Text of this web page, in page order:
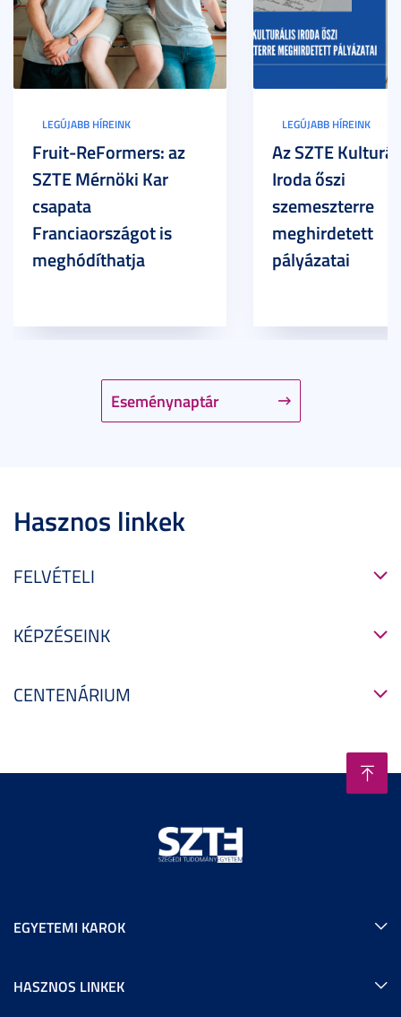
Eseménynaptár
LEGÚJABB HÍREINK
Fruit-ReFormers: az
SZTE Mérnöki Kar
csapata
Franciaországot is
meghódíthatja
LEGÚJABB HÍREINK
Az SZTE
Iroda őszi
szemeszterre
meghirdetett
pályázatai
Hasznos linkek
FELVÉTELI
KÉPZÉSEINK
CENTENÁRIUM
EGYETEMI KAROK
HASZNOS LINKEK